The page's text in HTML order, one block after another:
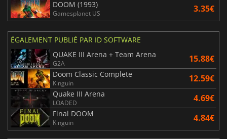
DOOM (1993)
Gamesplanet US 3.35€
ÉGALEMENT PUBLIÉ PAR ID SOFTWARE
QUAKE III Arena + Team Arena
G2A 15.88€
Doom Classic Complete
Kinguin 12.59€
Quake III Arena
LOADED 4.69€
Final DOOM
Kinguin 4.84€